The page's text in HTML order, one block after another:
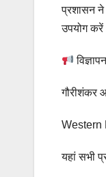
प्रशासन ने
उपयोग
गौरीशंकर
Western
यहां सभी